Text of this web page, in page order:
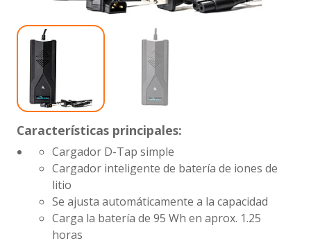
Características principales:
Cargador D-Tap simple
Cargador inteligente de batería de iones de
litio
Se ajusta automáticamente a la capacidad
Carga la batería de 95 Wh en aprox. 1.25
horas